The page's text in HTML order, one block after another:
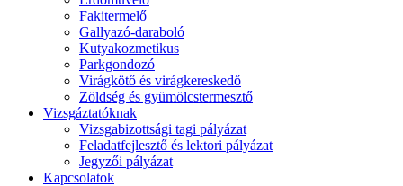
Fakitermelő
Gallyazó-daraboló
Kutyakozmetikus
Parkgondozó
Virágkötő és virágkereskedő
Zöldség és gyümölcstermesztő
Vizsgáztatóknak
Vizsgabizottsági tagi pályázat
Feladatfejlesztő és lektori pályázat
Jegyzői pályázat
Kapcsolatok